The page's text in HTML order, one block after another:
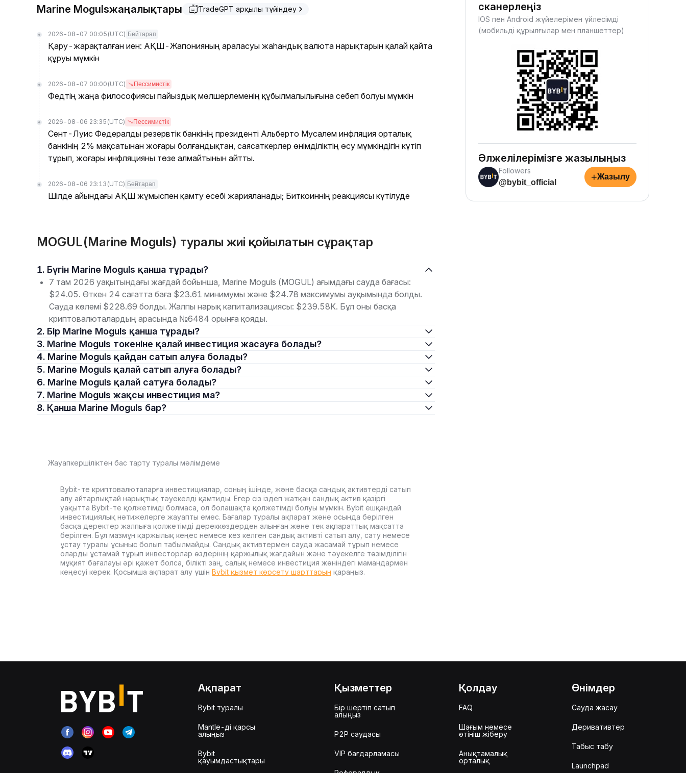
Marine Mogulsжаңалықтары TradeGPT арқылы түйіндеу
2026-08-07 00:05 (UTC) Бейтарап
Қару-жарақталған иен: АҚШ-Жапонияның араласуы жаһандық валюта нарықтарын қалай қайта
құруы мүмкін
2026-08-07 00:00 (UTC) Пессимистік
Федтің жаңа философиясы пайыздық мөлшерлеменің құбылмалылығына себеп болуы мүмкін
2026-08-06 23:35 (UTC) Пессимистік
Сент-Луис Федералды резервтік банкінің президенті Альберто Мусалем инфляция орталық
банкінің 2% мақсатынан жоғары болғандықтан, саясаткерлер өнімділіктің өсу мүмкіндігін күтіп
тұрып, жоғары инфляцияны төзе алмайтынын айтты.
2026-08-06 23:13 (UTC) Бейтарап
Шілде айындағы АҚШ жұмыспен қамту есебі жарияланады; Биткоиннің реакциясы күтілуде
MOGUL(Marine Moguls) туралы жиі қойылатын сұрақтар
1. Бүгін Marine Moguls қанша тұрады?
7 там 2026 уақытындағы жағдай бойынша, Marine Moguls (MOGUL) ағымдағы сауда бағасы:
$24.05. Өткен 24 сағатта баға $23.61 минимумы және $24.78 максимумы ауқымында болды.
Сауда көлемі $228.69 болды. Жалпы нарық капитализациясы: $239.58K. Бұл оны басқа
криптовалюталардың арасында №6484 орынға қояды.
2. Бір Marine Moguls қанша тұрады?
3. Marine Moguls токеніне қалай инвестиция жасауға болады?
4. Marine Moguls қайдан сатып алуға болады?
5. Marine Moguls қалай сатып алуға болады?
6. Marine Moguls қалай сатуға болады?
7. Marine Moguls жақсы инвестиция ма?
8. Қанша Marine Moguls бар?
Жауапкершіліктен бас тарту туралы мәлімдеме
Bybit-те криптовалюталарға инвестициялар, соның ішінде, және басқа сандық активтерді сатып
алу айтарлықтай нарықтық тәуекелді қамтиды. Егер сіз іздеп жатқан сандық актив қазіргі
уақытта Bybit-те қолжетімді болмаса, ол болашақта қолжетімді болуы мүмкін. Bybit ешқандай
инвестициялық нәтижелерге жауапты емес. Бағалар туралы ақпарат және осында берілген
басқа деректер жалпыға қолжетімді дереккөздерден алынған және тек ақпараттық мақсатта
берілген. Бұл мазмұн қаржылық кеңес немесе кез келген сандық активті сатып алу, сату немесе
ұстау туралы ұсыныс болып табылмайды. Сандық активтермен сауда жасамай тұрып немесе
оларды ұстамай тұрып инвесторлар өздерінің қаржылық жағдайын және тәуекелге төзімділігін
мұқият бағалауы әрі қажет болса, білікті заң, салық немесе инвестиция жөніндегі мамандармен
кеңесуі керек. Қосымша ақпарат алу үшін Bybit қызмет көрсету шарттарын қараңыз.
сканерлеңіз
IOS пен Android жүйелерімен үйлесімді
(мобильді құрылғылар мен планшеттер)
Әлжелілерімізге жазылыңыз
Followers
@bybit_official
+Жазылу
Ақпарат
Bybit туралы
Mantle-ді қарсы
алыңыз
Bybit
қауымдастықтары
Қызметтер
Бір шертіп сатып
алыңыз
P2P саудасы
VIP бағдарламасы
Қолдау
FAQ
Шағым немесе
өтініш жіберу
Анықтамалық
орталық
Өнімдер
Сауда жасау
Деривативтер
Табыс табу
Launchpad